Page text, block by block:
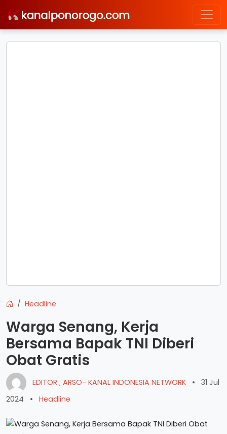
Headline
Warga Senang, Kerja
Bersama Bapak TNI Diberi
Obat Gratis
EDITOR ; ARSO- KANAL INDONESIA NETWORK •
31 Jul
2024
• Headline